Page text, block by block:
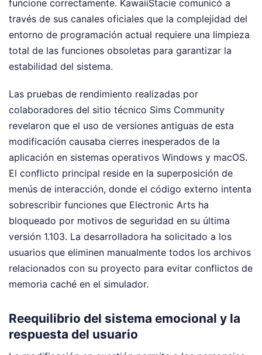
funcione correctamente. KawaiiStacie comunicó a
través de sus canales oficiales que la complejidad del
entorno de programación actual requiere una limpieza
total de las funciones obsoletas para garantizar la
estabilidad del sistema.
Las pruebas de rendimiento realizadas por
colaboradores del sitio técnico Sims Community
revelaron que el uso de versiones antiguas de esta
modificación causaba cierres inesperados de la
aplicación en sistemas operativos Windows y macOS.
El conflicto principal reside en la superposición de
menús de interacción, donde el código externo intenta
sobrescribir funciones que Electronic Arts ha
bloqueado por motivos de seguridad en su última
versión 1.103. La desarrolladora ha solicitado a los
usuarios que eliminen manualmente todos los archivos
relacionados con su proyecto para evitar conflictos de
memoria caché en el simulador.
Reequilibrio del sistema emocional y la
respuesta del usuario